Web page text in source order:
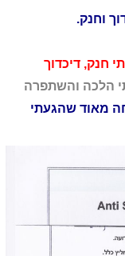
חנק, דיכדוך
הלכה והשתפרה
מאוד שהגעתי